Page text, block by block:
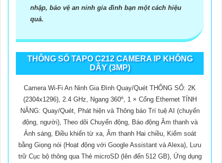
nhập, bảo vệ an ninh gia đình bạn một cách hiệu
quả.
THÔNG SỐ TAPO C212 CAMERA IP KHÔNG
DÂY (3MP)
Camera Wi-Fi An Ninh Gia Đình Quay/Quét THÔNG SỐ: 2K
(2304x1296), 2.4 GHz, Ngang 360º, 1 × Cổng Ethernet TÍNH
NĂNG: Quay/Quét, Phát hiện và Thông báo Trí tuệ AI (chuyển
động, người), Theo dõi Chuyển động, Báo động Âm thanh và
Ánh sáng, Điều khiển từ xa, Âm thanh Hai chiều, Kiểm soát
bằng Giọng nói (Hoạt động với Google Assistant và Alexa), Lưu
trữ Cục bộ thông qua Thẻ microSD (lên đến 512 GB), Ứng dụng